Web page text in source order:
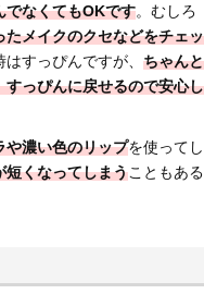
でなくてもOKです。むしろ
たメイクのクセなどをチェッ
すっぴんですが、 ちゃんと
っぴんに戻せるので安心し
や濃い色のリップを使ってし
短くなってしまうこともある